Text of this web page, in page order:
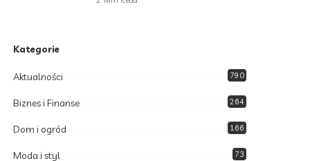
Kategorie
Aktualności 790
Biznes i Finanse 264
Dom i ogród 166
Moda i styl 73